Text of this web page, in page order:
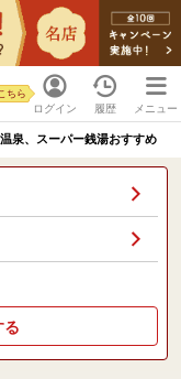
ログイン
ちら
履歴 メニュー
泉、スーパー銭湯おすすめ
る